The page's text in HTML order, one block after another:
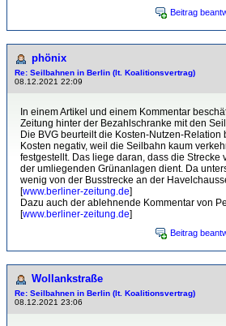
Beitrag
phönix
Re: Seilbahnen in Berlin (lt. Koalitionsvertrag)
08.12.2021 22:09
In einem Artikel und einem Kommentar
Zeitung hinter der Bezahlschranke mit den
Die BVG beurteilt die Kosten-Nutzen-Relation
Kosten negativ, weil die Seilbahn kaum
festgestellt. Das liege daran, dass die Strecke
der umliegenden Grünanlagen dient. Da
wenig von der Busstrecke an der
[www.berliner-zeitung.de]
Dazu auch der ablehnende Kommentar von
[www.berliner-zeitung.de]
Beitrag
Wollankstraße
Re: Seilbahnen in Berlin (lt. Koalitionsvertrag)
08.12.2021 23:06